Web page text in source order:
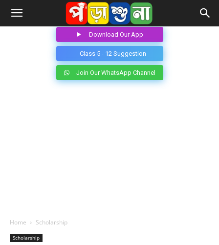
Download Our App
Class 5 - 12 Suggestion
Join Our WhatsApp Channel
Home Scholarship
Scholarship